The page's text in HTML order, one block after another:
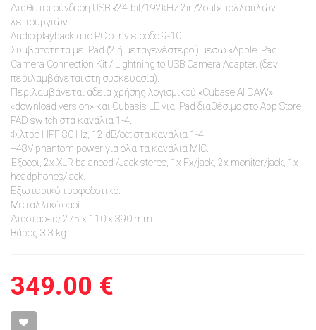
Διαθέτει σύνδεση USB «24-bit/192kHz 2in/2out» πολλαπλών
λειτουργιών.
Audio playback από PC στην είσοδο 9-10.
Συμβατότητα με iPad (2 ή μεταγενέστερο ) μέσω «Apple iPad
Camera Connection Kit / Lightning to USB Camera Adapter. (δεν
περιλαμβάνεται στη συσκευασία).
Περιλαμβάνεται άδεια χρήσης λογισμικού «Cubase AI DAW»
«download version» και Cubasis LE για iPad διαθέσιμο στο App Store
PAD switch στα κανάλια 1-4.
Φίλτρο HPF 80 Hz, 12 dB/oct στα κανάλια 1-4.
+48V phantom power για όλα τα κανάλια MIC.
Έξοδοι, 2x XLR balanced /Jack stereo, 1x Fx/jack, 2x monitor/jack, 1x
headphones/jack.
Εξωτερικό τροφοδοτικό.
Μεταλλικό σασί.
Διαστάσεις 275 x 110 x 390 mm.
Βάρος 3.3 kg.
349.00 €